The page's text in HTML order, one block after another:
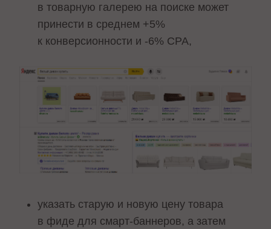
в товарную галерею на поиске может
принести в среднем +5%
к конверсионности и -6% CPA,
указать старую и новую цену товара
в фиде для смарт-баннеров, а затем